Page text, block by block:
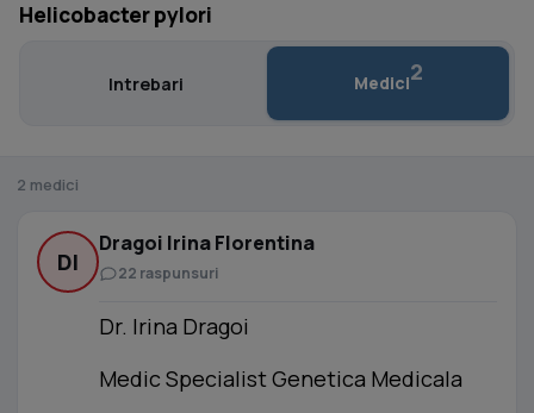
Helicobacter pylori
Intrebari Medici2
2 medici
DI
Dragoi Irina Florentina
22 raspunsuri
Dr. Irina Dragoi
Medic Specialist Genetica Medicala